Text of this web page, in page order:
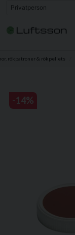
rökpatroner & rökpellets
-14%